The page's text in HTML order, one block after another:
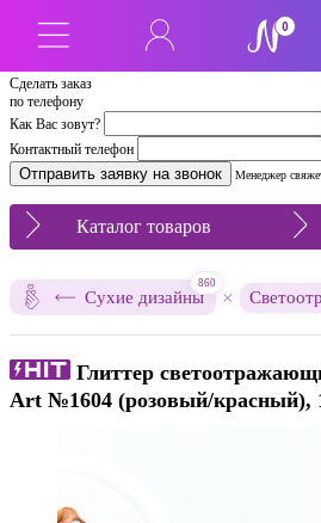
Сделать заказ
по телефону
Как Вас зовут?
Контактный телефон
Менеджер
0
Каталог товаров
Сухие дизайны
860
×
Глиттер
Art №1604 (розовый/красный),